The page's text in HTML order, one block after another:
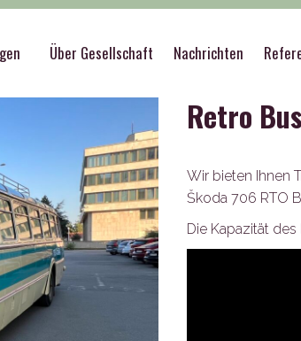
Über Gesellschaft Nachrichten
Retro
Wir bieten Ihnen
Škoda 706 RTO
Die Kapazität